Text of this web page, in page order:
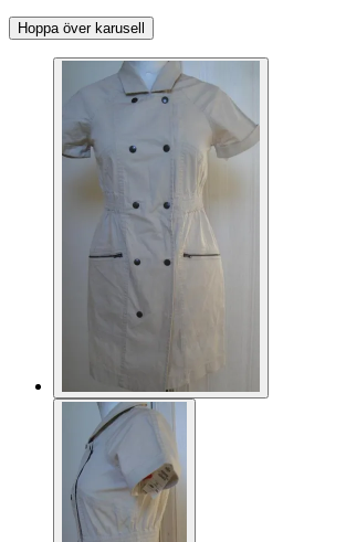
Hoppa över karusell